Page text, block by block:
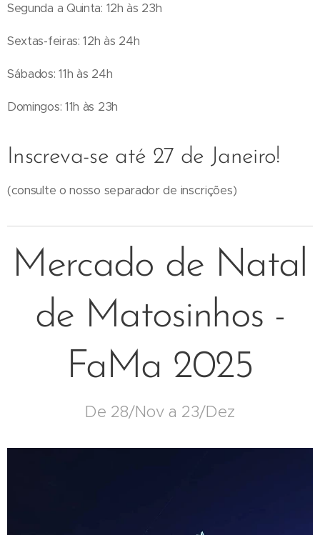
Segunda a Quinta: 12h às 23h
Sextas-feiras: 12h às 24h
Sábados: 11h às 24h
Domingos: 11h às 23h
Inscreva-se até 27 de Janeiro!
(consulte o nosso separador de inscrições)
Mercado de Natal
de Matosinhos -
FaMa 2025
De 28/Nov a 23/Dez